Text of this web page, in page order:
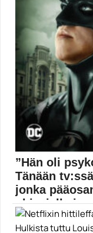
”Hän oli
Tänään
jonka
ohjaajalle iso
Ei ole mikään